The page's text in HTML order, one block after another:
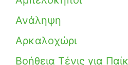
Ανάληψη
Αρκαλοχώρι
Βοήθεια Τένις για